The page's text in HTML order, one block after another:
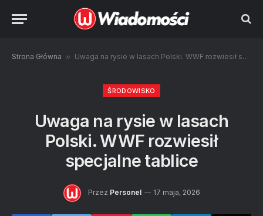
Strona Główna » Uwaga na rysie w lasach Polski. WWF rozwiesił specjalne tablice
ŚRODOWISKO
Uwaga na rysie w lasach
Polski. WWF rozwiesił
specjalne tablice
Przez Personel 17 maja, 2026